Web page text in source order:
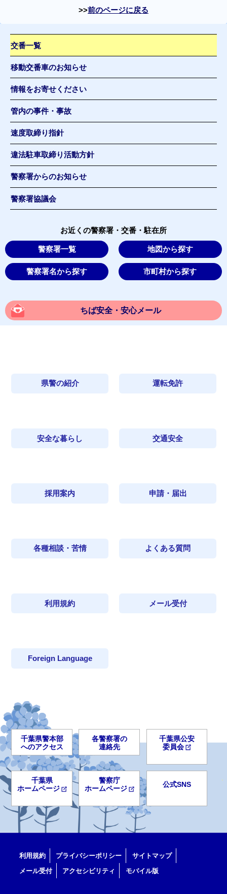
前のページに戻る
交番一覧
移動交番車のお知らせ
情報をお寄せください
管内の事件・事故
速度取締り指針
違法駐車取締り活動方針
警察署からのお知らせ
警察署協議会
お近くの警察署・交番・駐在所
警察署一覧 地図から探す
警察署名から探す 市町村から探す
ちば安全・安心メール
県警の紹介 運転免許
安全な暮らし 交通安全
採用案内 申請・届出
各種相談・苦情 よくある質問
利用規約 メール受付
Foreign Language
千葉県警本部
へのアクセス
各警察署の
連絡先
千葉県公安
委員会
千葉県
ホームページ
警察庁
ホームページ
公式SNS
利用規約 プライバシーポリシー
サイトマップ
メール受付
アクセシビリティ モバイル版